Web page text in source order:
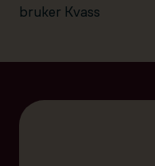
bruker Kvass